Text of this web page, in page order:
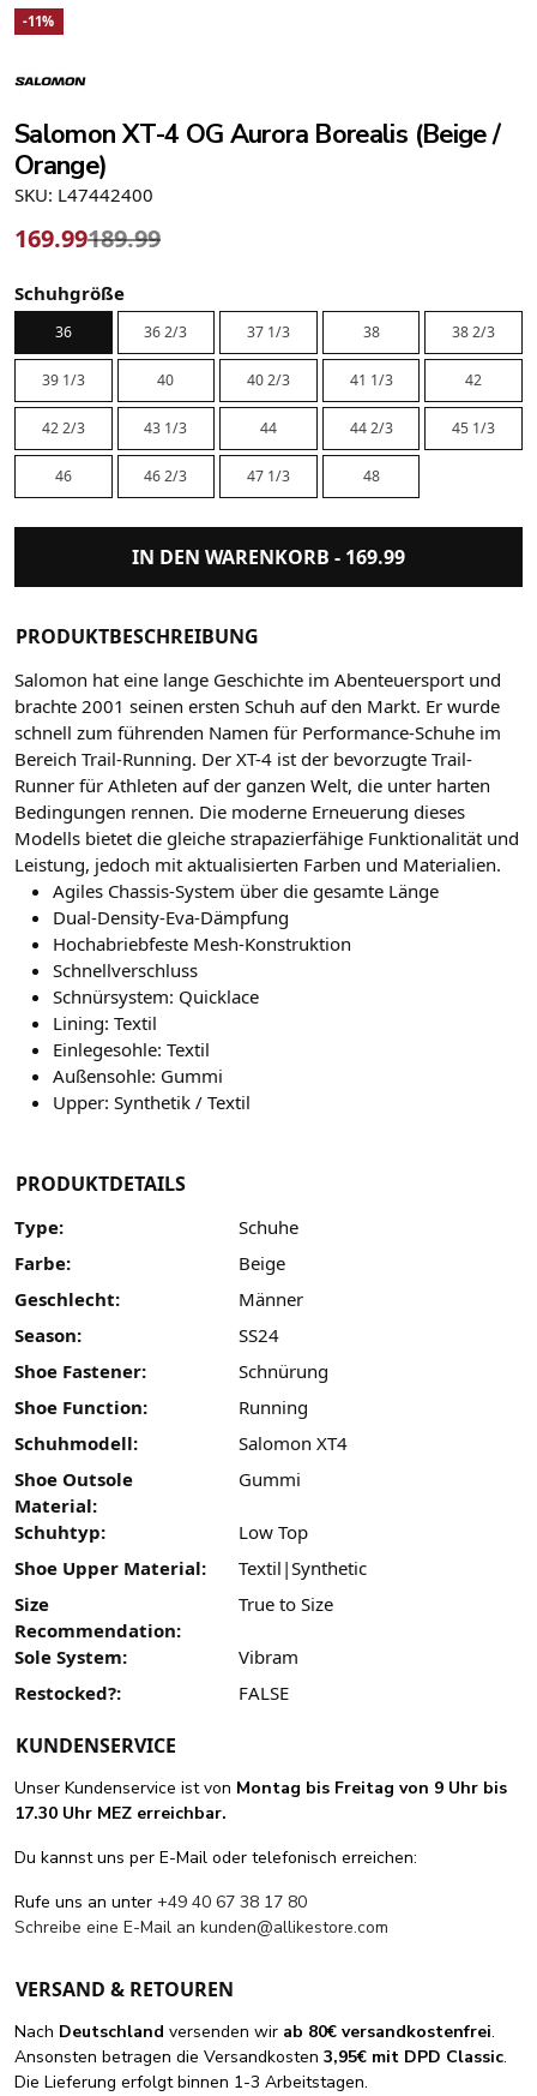
-11%
Salomon XT-4 OG Aurora Borealis (Beige /
Orange)
SKU: L47442400
169.99189.99
Schuhgröße
36 36 2/3 37 1/3 38 38 2/3
39 1/3 40 40 2/3 41 1/3 42
42 2/3 43 1/3 44 44 2/3 45 1/3
46 46 2/3 47 1/3 48
IN DEN WARENKORB - 169.99
PRODUKTBESCHREIBUNG
Salomon hat eine lange Geschichte im Abenteuersport und
brachte 2001 seinen ersten Schuh auf den Markt. Er wurde
schnell zum führenden Namen für Performance-Schuhe im
Bereich Trail-Running. Der XT-4 ist der bevorzugte Trail-
Runner für Athleten auf der ganzen Welt, die unter harten
Bedingungen rennen. Die moderne Erneuerung dieses
Modells bietet die gleiche strapazierfähige Funktionalität und
Leistung, jedoch mit aktualisierten Farben und Materialien.
Agiles Chassis-System über die gesamte Länge
Dual-Density-Eva-Dämpfung
Hochabriebfeste Mesh-Konstruktion
Schnellverschluss
Schnürsystem: Quicklace
Lining: Textil
Einlegesohle: Textil
Außensohle: Gummi
Upper: Synthetik / Textil
PRODUKTDETAILS
Type:
Schuhe
Farbe:
Beige
Geschlecht:
Männer
Season:
SS24
Shoe Fastener:
Schnürung
Shoe Function:
Running
Schuhmodell:
Salomon XT4
Shoe Outsole
Material:
Gummi
Schuhtyp:
Low Top
Shoe Upper Material:
Textil|Synthetic
Size
Recommendation:
True to Size
Sole System:
Vibram
Restocked?:
FALSE
KUNDENSERVICE
Unser Kundenservice ist von Montag bis Freitag von 9 Uhr bis
17.30 Uhr MEZ erreichbar.
Du kannst uns per E-Mail oder telefonisch erreichen:
Rufe uns an unter +49 40 67 38 17 80
Schreibe eine E-Mail an kunden@allikestore.com
VERSAND & RETOUREN
Nach Deutschland versenden wir ab 80€ versandkostenfrei.
Ansonsten betragen die Versandkosten 3,95€ mit DPD Classic.
Die Lieferung erfolgt binnen 1-3 Arbeitstagen.